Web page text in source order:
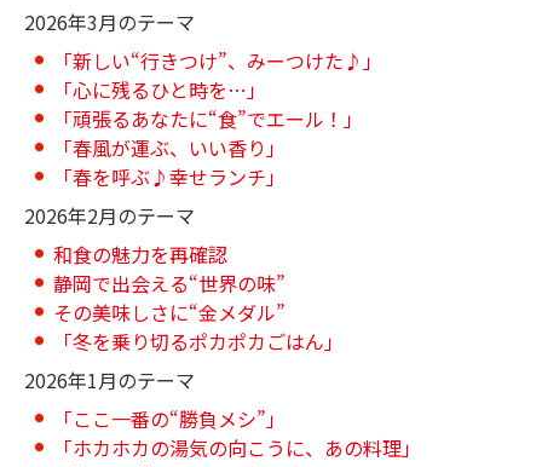
2026年3月のテーマ
「新しい“行きつけ”、みーつけた♪」
「心に残るひと時を…」
「頑張るあなたに“食”でエール！」
「春風が運ぶ、いい香り」
「春を呼ぶ♪幸せランチ」
2026年2月のテーマ
和食の魅力を再確認
静岡で出会える“世界の味”
その美味しさに“金メダル”
「冬を乗り切るポカポカごはん」
2026年1月のテーマ
「ここ一番の“勝負メシ”」
「ホカホカの湯気の向こうに、あの料理」